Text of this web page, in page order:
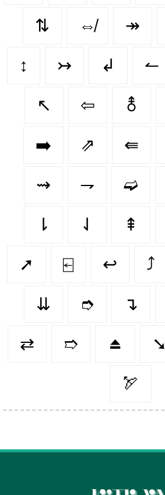
⇅ ⇎ ↠
↕️ ↣ ↲ ↼
↖ ⇦ ⚨
➡️ ⇗ ⇚
⇝ ⇁ ➫
⇂ ⇃ ⇞
➚ ⍇ ↩️ ⤴️
⇊ ➮ ↴
⇄ ➱ ⏏️ ➘
🏹